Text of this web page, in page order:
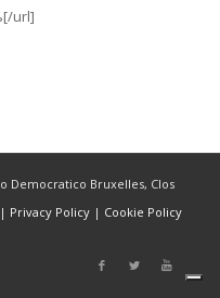
url]
Democratico Bruxelles, Clos
Privacy Policy| Cookie Policy